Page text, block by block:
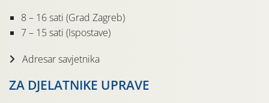
8 – 16 sati (Grad Zagreb)
7 – 15 sati (Ispostave)
Adresar savjetnika
ZA DJELATNIKE UPRAVE